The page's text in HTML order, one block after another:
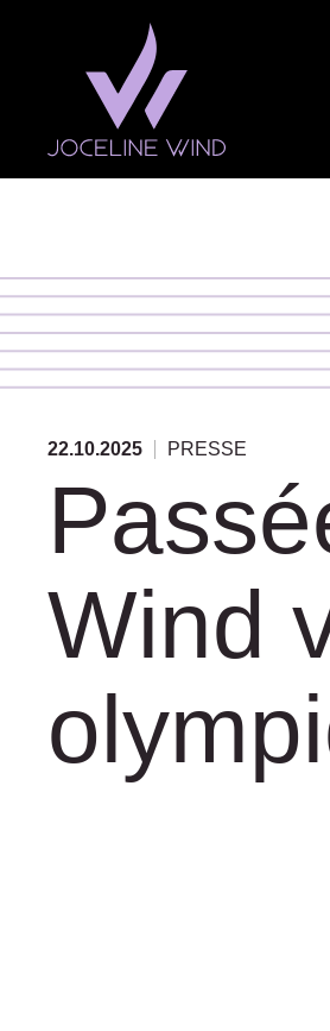
le menu
Compétitions
Actualités
Sponsoring
Contact
22.10.2025 PRESSE
Wind